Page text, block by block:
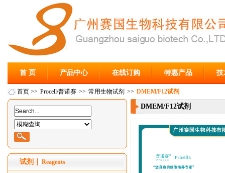
首 页 产品中心 在线订购 特惠产品 技
首页 >> Procell/普诺赛 >> 常用生物试剂 >> DMEM/F12试剂
试剂 Reagents
DMEM/F12试剂